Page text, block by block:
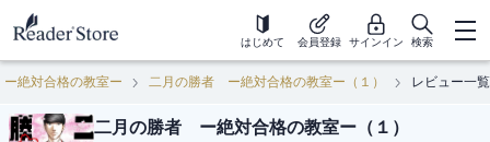
はじめて 会員登録 サインイン 検索
絶対合格の教室ー 二月の勝者 ー絶対合格の教室ー（１） レビュー一覧
二月の勝者 ー絶対合格の教室ー（１）